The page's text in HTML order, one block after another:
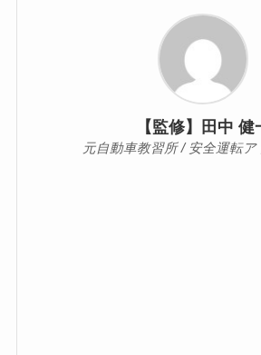
【監修】田中 健
元自動車教習所 / 安全運転ア